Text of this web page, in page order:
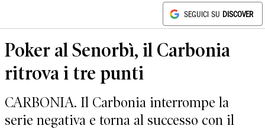
SEGUICI SU DISCOVER
Poker al Senorbì, il Carbonia
ritrova i tre punti
CARBONIA. Il Carbonia interrompe la
serie negativa e torna al successo con il